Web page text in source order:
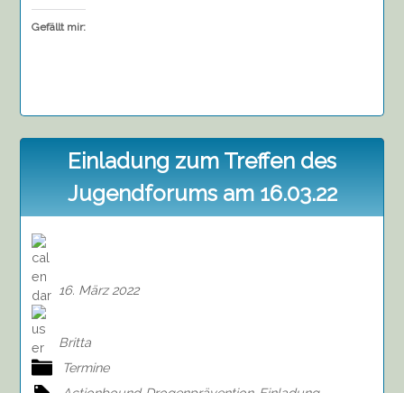
Gefällt mir:
Einladung zum Treffen des
Jugendforums am 16.03.22
16. März 2022
Britta
Termine